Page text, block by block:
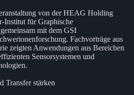
von der HEAG Holding
Institut für Graphische
mit dem GSI
Fachvorträge aus
zeigten Anwendungen aus Bereichen
Sensorsystemen und
Transfer stärken